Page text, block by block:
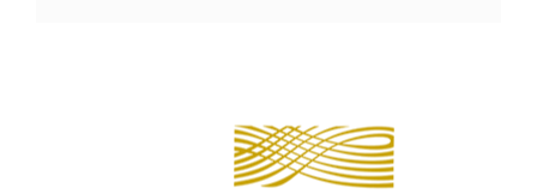
Recharge Bille Waterman Maxima. Pour tous les stylos billles